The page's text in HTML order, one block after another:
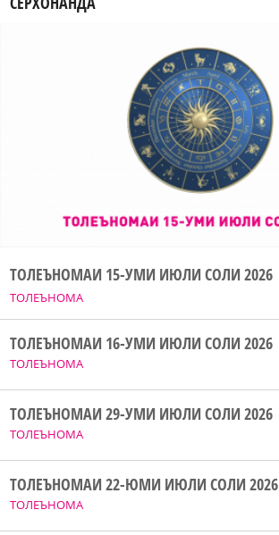
ТОЛЕЪНОМА
ТОЛЕЪНОМАИ 15-УМИ ИЮЛИ СОЛИ 2026
ТОЛЕЪНОМА
ТОЛЕЪНОМАИ 16-УМИ ИЮЛИ СОЛИ 2026
ТОЛЕЪНОМА
ТОЛЕЪНОМАИ 29-УМИ ИЮЛИ СОЛИ 2026
ТОЛЕЪНОМА
ТОЛЕЪНОМАИ 22-ЮМИ ИЮЛИ СОЛИ 2026